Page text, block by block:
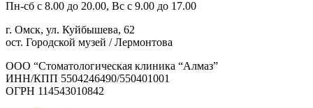
Пн-сб с 8.00 до 20.00, Вс с 9.00 до 17.00
г. Омск, ул. Куйбышева, 62
ост. Городской музей / Лермонтова
ООО “Стоматологическая клиника “Алмаз”
ИНН/КПП 5504246490/550401001
ОГРН 114543010842